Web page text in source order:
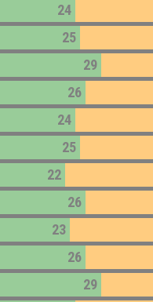
24
25
29
26
24
25
22
26
23
26
29